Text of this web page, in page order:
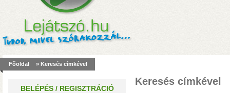
működés, egy régi
Főoldal » Keresés címkével
Keresés címkével
BELÉPÉS / REGISZTRÁCIÓ